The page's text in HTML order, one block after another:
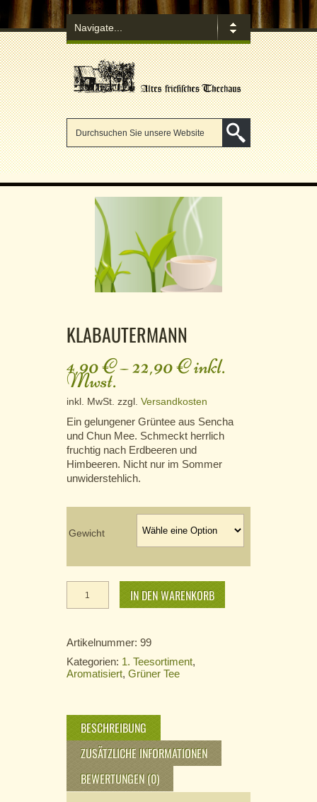
KLABAUTERMANN
4,90€–22,90€inkl.
Mwst.
inkl. MwSt. zzgl. Versandkosten
Ein gelungener Grüntee aus Sencha
und Chun Mee. Schmeckt herrlich
fruchtig nach Erdbeeren und
Himbeeren. Nicht nur im Sommer
unwiderstehlich.
Gewicht
Klabautermann
Menge
IN DEN WARENKORB
Artikelnummer: 99
Kategorien: 1. Teesortiment,
Aromatisiert, Grüner Tee
BESCHREIBUNG
ZUSÄTZLICHE INFORMATIONEN
BEWERTUNGEN (0)